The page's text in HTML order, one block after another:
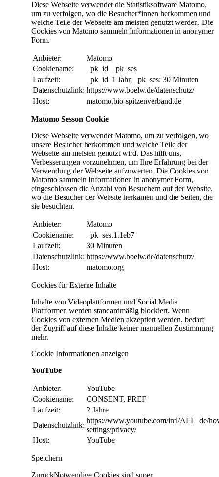
Diese Webseite verwendet die Statistiksoftware Matomo,
um zu verfolgen, wo die Besucher*innen herkommen und
welche Teile der Webseite am meisten genutzt werden. Die
Cookies von Matomo sammeln Informationen in anonymer
Form.
Anbieter:
Matomo
Cookiename:
_pk_id, _pk_ses
Laufzeit:
_pk_id: 1 Jahr, _pk_ses: 30 Minuten
Datenschutzlink: https://www.boelw.de/datenschutz/
Host:
matomo.bio-spitzenverband.de
Matomo Sesson Cookie
Diese Webseite verwendet Matomo, um zu verfolgen, wo
unsere Besucher herkommen und welche Teile der
Webseite am meisten genutzt wird. Das hilft uns,
Verbesserungen vorzunehmen, um Ihre Erfahrung bei der
Verwendung der Webseite aufzuwerten. Die Cookies von
Matomo sammeln Informationen in anonymer Form,
eingeschlossen die Anzahl von Besuchern auf der Website,
wo die Besucher der Website herkamen und die Seiten, die
sie besuchten.
Anbieter:
Matomo
Cookiename:
_pk_ses.1.1eb7
Laufzeit:
30 Minuten
Datenschutzlink: https://www.boelw.de/datenschutz/
Host:
matomo.org
Cookies für Externe Inhalte
Inhalte von Videoplattformen und Social Media
Plattformen werden standardmäßig blockiert. Wenn
Cookies von externen Medien akzeptiert werden, bedarf
der Zugriff auf diese Inhalte keiner manuellen Zustimmung
mehr.
Cookie Informationen anzeigen
YouTube
Anbieter:
YouTube
Cookiename:
CONSENT, PREF
Laufzeit:
2 Jahre
Datenschutzlink:
https://www.youtube.com/intl/ALL_de/
settings/privacy/
Host:
YouTube
Speichern
ZurückNotwendige Cookies sind super